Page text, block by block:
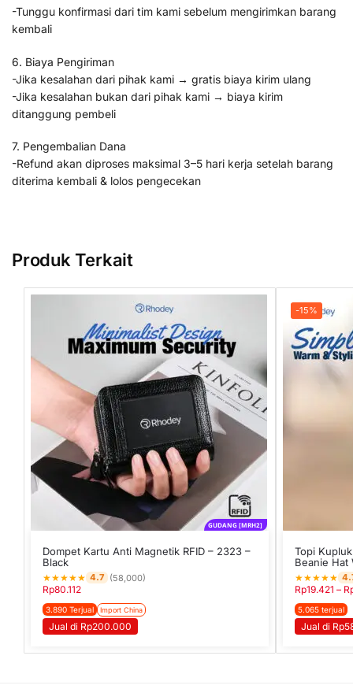
-Tunggu konfirmasi dari tim kami sebelum mengirimkan barang
kembali
6. Biaya Pengiriman
-Jika kesalahan dari pihak kami → gratis biaya kirim ulang
-Jika kesalahan bukan dari pihak kami → biaya kirim
ditanggung pembeli
7. Pengembalian Dana
-Refund akan diproses maksimal 3–5 hari kerja setelah barang
diterima kembali & lolos pengecekan
Produk Terkait
GUDANG [MRH2]
Dompet Kartu Anti Magnetik RFID – 2323 –
Black
★★★★★ 4.7 (58,000)
Rp80.112
3.890 Terjual Import China
Jual di Rp200.000
-15%
Topi
Beanie Hat
★★★★★
Rp19.421 –
5.065 terjual
Jual di